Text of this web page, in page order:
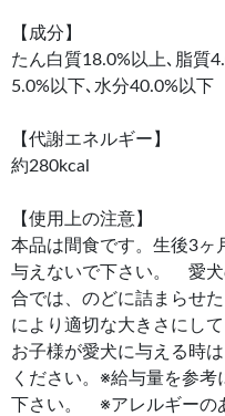
【成分】
たん白質18.0%以上､脂質
5.0%以下､水分40.0%以下
【代謝エネルギー】
約280kcal
【使用上の注意】
本品は間食です。生後3ヶ
与えないで下さい。 愛犬
合では、のどに詰まらせ
により適切な大きさにし
お子様が愛犬に与える時
ください。※給与量を参
下さい。 ※アレルギーの